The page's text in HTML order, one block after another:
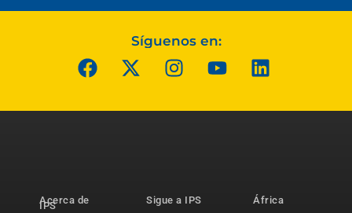
Síguenos en:
Acerca de
IPS
Sigue a IPS
África